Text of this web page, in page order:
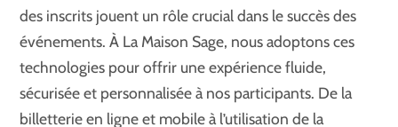
des inscrits jouent un rôle crucial dans le succès des
événements. À La Maison Sage, nous adoptons ces
technologies pour offrir une expérience fluide,
sécurisée et personnalisée à nos participants. De la
billetterie en ligne et mobile à l’utilisation de la